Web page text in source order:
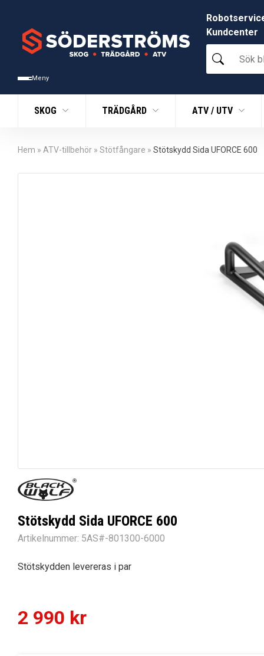
Meny
Kundcenter
Sök
bland
produkter
SKOG TRÄDGÅRD ATV / UTV
Hem » ATV-tillbehör » Stötfångare » Stötskydd Sida UFORCE 600
Stötskydd Sida UFORCE 600
Artikelnummer: 5AS#-801300-6000
Stötskydden levereras i par
2 990 kr